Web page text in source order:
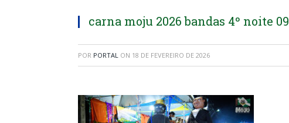
carna moju 2026 bandas 4º noite
POR PORTAL ON 18 DE FEVEREIRO DE 2026